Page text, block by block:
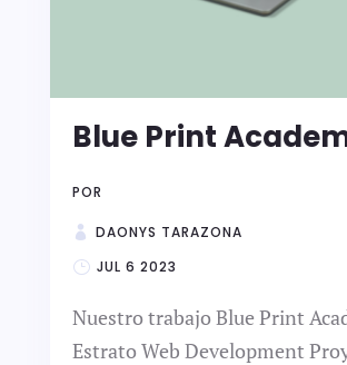
Blue Print
POR
DAONYS TARAZONA
JUL 6 2023
Nuestro trabajo Blue Print
Estrato Web Development